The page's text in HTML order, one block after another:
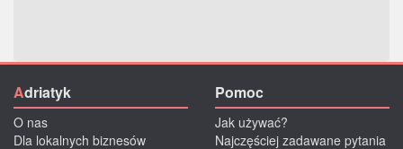
Adriatyk
O nas
Dla lokalnych biznesów
Pomoc
Jak używać?
Najczęściej zadawane pytania